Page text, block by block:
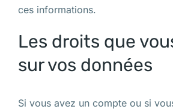
ces informations.
Les droits que
sur vos données
Si vous avez un compte ou si